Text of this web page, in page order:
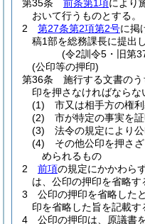
第35条
前条第1項により
おいて行うものとする。
2
第27条第2項第2号に掲
稿1部を総務課長に提出
(令2訓令5・旧第
(公印等の押印)
第36条
施行する文書の
印を押さなければならな
(1)
市又は相手方の権
(2)
市が特定の事実を
(3)
法令の規定により
(4)
その他公印を押さ
められるもの
2
前項の規定にかかわら
は、公印の押印を省略す
3
公印の押印を省略した
印を省略した旨を記載す
4
公印の押印は、原議書